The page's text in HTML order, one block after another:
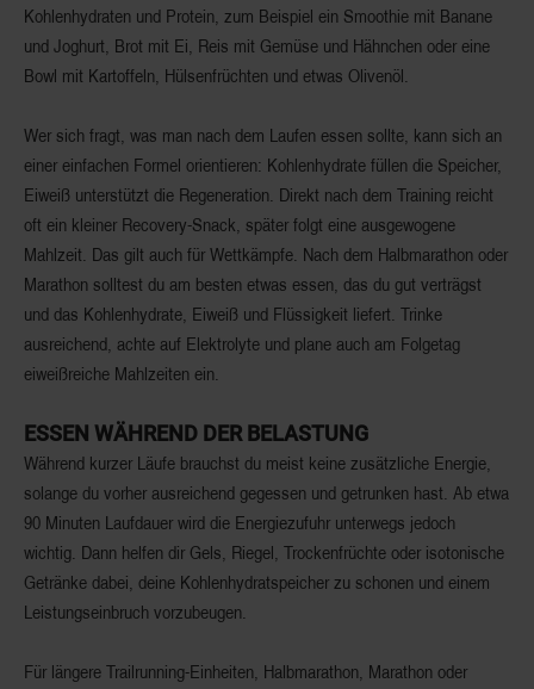
Kohlenhydraten und Protein, zum Beispiel ein Smoothie mit Banane
und Joghurt, Brot mit Ei, Reis mit Gemüse und Hähnchen oder eine
Bowl mit Kartoffeln, Hülsenfrüchten und etwas Olivenöl.
Wer sich fragt, was man nach dem Laufen essen sollte, kann sich an
einer einfachen Formel orientieren: Kohlenhydrate füllen die Speicher,
Eiweiß unterstützt die Regeneration. Direkt nach dem Training reicht
oft ein kleiner Recovery-Snack, später folgt eine ausgewogene
Mahlzeit. Das gilt auch für Wettkämpfe. Nach dem Halbmarathon oder
Marathon solltest du am besten etwas essen, das du gut verträgst
und das Kohlenhydrate, Eiweiß und Flüssigkeit liefert. Trinke
ausreichend, achte auf Elektrolyte und plane auch am Folgetag
eiweißreiche Mahlzeiten ein.
ESSEN WÄHREND DER BELASTUNG
Während kurzer Läufe brauchst du meist keine zusätzliche Energie,
solange du vorher ausreichend gegessen und getrunken hast. Ab etwa
90 Minuten Laufdauer wird die Energiezufuhr unterwegs jedoch
wichtig. Dann helfen dir Gels, Riegel, Trockenfrüchte oder isotonische
Getränke dabei, deine Kohlenhydratspeicher zu schonen und einem
Leistungseinbruch vorzubeugen.
Für längere Trailrunning-Einheiten, Halbmarathon, Marathon oder